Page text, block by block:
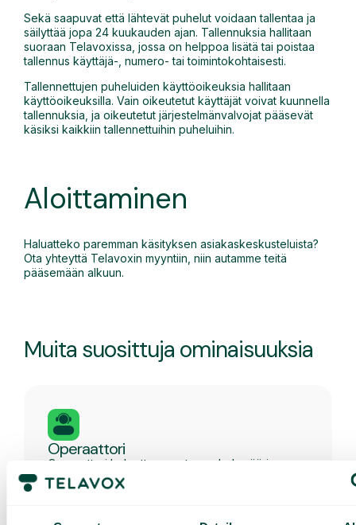
Sekä saapuvat että lähtevät puhelut voidaan tallentaa ja
säilyttää jopa 24 kuukauden ajan. Tallennuksia hallitaan
suoraan Telavoxissa, jossa on helppoa lisätä tai poistaa
tallennus käyttäjä-, numero- tai toimintokohtaisesti.
Tallennettujen puheluiden käyttöoikeuksia hallitaan
käyttöoikeuksilla. Vain oikeutetut käyttäjät voivat kuunnella
tallennuksia, ja oikeutetut järjestelmänvalvojat pääsevät
käsiksi kaikkiin tallennettuihin puheluihin.
Aloittaminen
Haluatteko paremman käsityksen asiakaskeskusteluista?
Ota yhteyttä Telavoxin myyntiin, niin autamme teitä
pääsemään alkuun.
Muita suosittuja ominaisuuksia
Operaattori
Operaattori helpottaa suurten puhelumäärien
hallintaa ammattimaisille puhelunvälittäjille ja
vastaanottovirkailijoille suoraan selaimessa.